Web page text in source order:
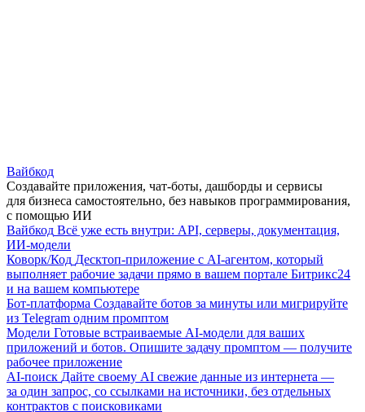
Вайбкод
Создавайте приложения, чат-боты, дашборды и сервисы
для бизнеса самостоятельно, без навыков программирования,
с помощью ИИ
Вайбкод Всё уже есть внутри: API, серверы, документация,
ИИ-модели
Коворк/Код Десктоп-приложение с AI-агентом, который
выполняет рабочие задачи прямо в вашем портале Битрикс24
и на вашем компьютере
Бот-платформа Создавайте ботов за минуты или мигрируйте
из Telegram одним промптом
Модели Готовые встраиваемые AI-модели для ваших
приложений и ботов. Опишите задачу промптом — получите
рабочее приложение
AI-поиск Дайте своему AI свежие данные из интернета —
за один запрос, со ссылками на источники, без отдельных
контрактов с поисковиками